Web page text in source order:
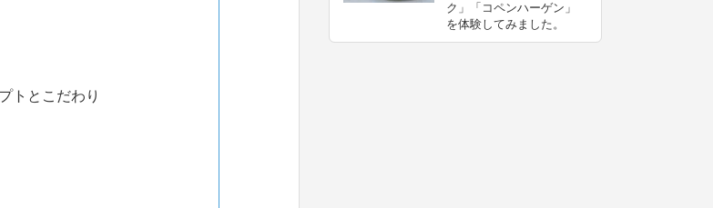
トとこだわり
ク」「コペンハーゲン」
を体験してみました。